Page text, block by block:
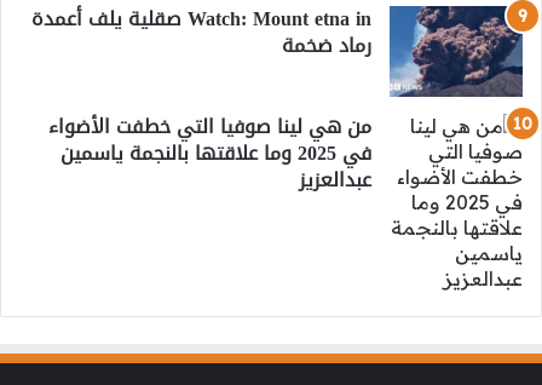
Watch: Mount etna in صقلية يلف أعمدة
رماد ضخمة
من هي لينا صوفيا التي خطفت الأضواء
في 2025 وما علاقتها بالنجمة ياسمين
عبدالعزيز